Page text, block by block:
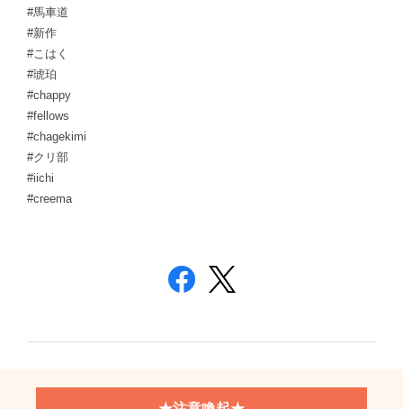
#馬車道
#新作
#こはく
#琥珀
#chappy
#fellows
#chagekimi
#クリ部
#iichi
#creema